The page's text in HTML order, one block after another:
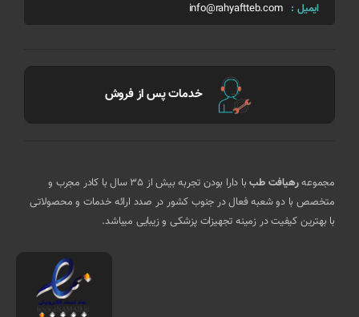
ایمیل : info@rahyaftteb.com
خدمات پس از فروش
مجموعهرهیافت طب
با دارا بودن تجربه بیش از 35 سال با کادر مجرب و
متخصص با دو شعبه فعال در جنوب کشور در صدد ارائه خدمات و محصولاتی
با بهترین کیفیت در زمینه تجهیزات پزشکی و زیبایی میباشد.